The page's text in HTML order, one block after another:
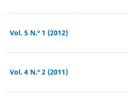
Vol. 5 N.º 1 (2012)
Vol. 4 N.º 2 (2011)